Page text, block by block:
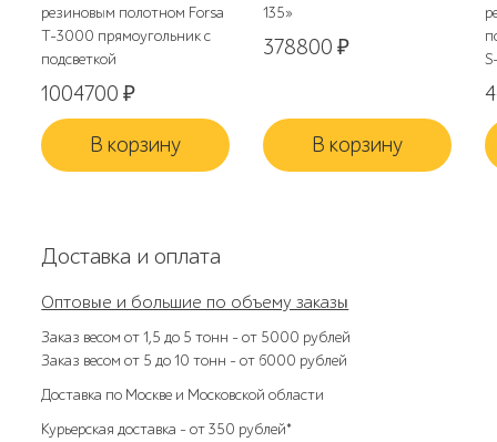
резиновым полотном Forsa
T-3000 прямоугольник с
подсветкой
1004700₽
В корзину
135»
378800₽
В корзину
Доставка и оплата
Оптовые и большие по объему заказы
Заказ весом от 1,5 до 5 тонн – от 5000 рублей
Заказ весом от 5 до 10 тонн – от 6000 рублей
Доставка по Москве и Московской области
Курьерская доставка – от 350 рублей*